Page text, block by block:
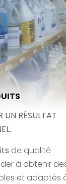
UN RÉSULTAT
de qualité
à obtenir
et adaptés